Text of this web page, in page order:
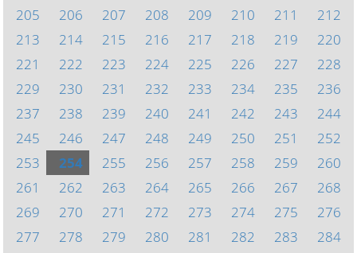
205
206 207 208 209 210 211
212
213
214 215 216 217 218 219
220
221
222 223 224 225 226 227
228
229
230 231 232 233 234 235
236
237
238 239 240 241 242 243
244
245
246 247 248 249 250 251
252
253
254 255 256 257 258 259
260
261
262 263 264 265 266 267
268
269
270 271 272 273 274 275
276
277
278 279 280 281 282 283
284